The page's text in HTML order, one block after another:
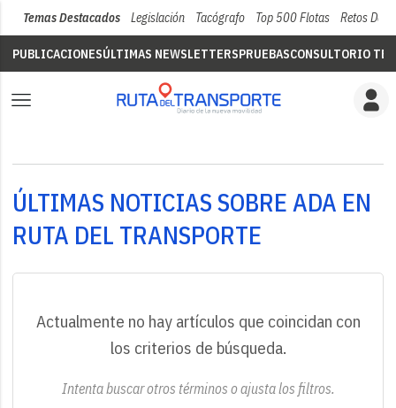
Temas Destacados Legislación Tacógrafo Top 500 Flotas Retos Del
PUBLICACIONESÚLTIMAS NEWSLETTERSPRUEBASCONSULTORIO
ÚLTIMAS NOTICIAS SOBRE ADA EN
RUTA DEL TRANSPORTE
Actualmente no hay artículos que coincidan con
los criterios de búsqueda.
Intenta buscar otros términos o ajusta los filtros.